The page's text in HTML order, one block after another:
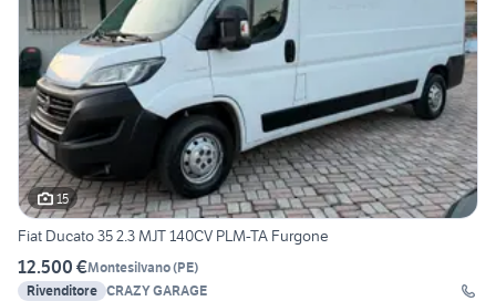
15
Fiat Ducato 35 2.3 MJT 140CV PLM-TA Furgone
12.500 €Montesilvano(PE)
Rivenditore CRAZY GARAGE